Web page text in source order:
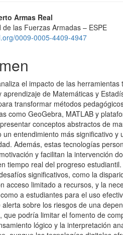
CONTACTO
REGISTRARSE
ENTRAR
Armas Real
de las Fuerzas Armadas – ESPE
0009-0005-4409-4947
el impacto de las herramientas
aprendizaje de Matemáticas y
transformar métodos
como GeoGebra, MATLAB y
conceptos abstractos de
un entendimiento más significativo y
Además, estas tecnologías
y facilitan la intervención
tiempo real del progreso
significativos, como la
acceso limitado a recursos, y la
a estudiantes para el uso
alerta sobre los riesgos de una
que podría limitar el fomento de
lógico y la interpretación